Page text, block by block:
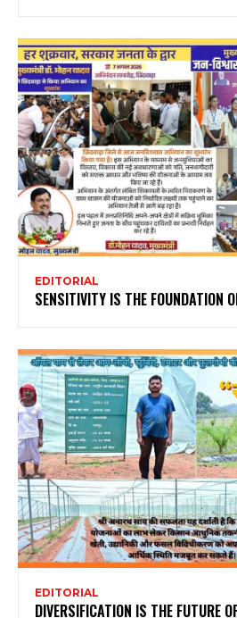
EDITORIAL
SENSITIVITY IS THE FOUNDATION
EDITORIAL
DIVERSIFICATION IS THE FUTURE